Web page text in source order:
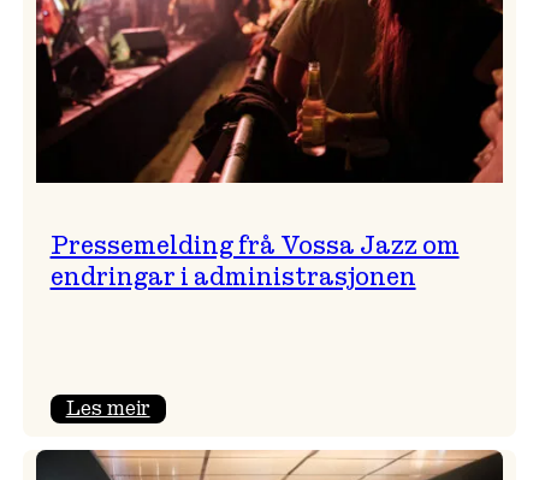
Pressemelding frå Vossa Jazz om
endringar i administrasjonen
Les meir:
frå